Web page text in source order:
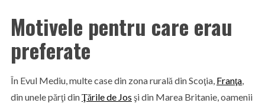
Motivele pentru care erau
preferate
În Evul Mediu, multe case din zona rurală din Scoţia, Franţa,
din unele părţi dinŢările de Jos şi din Marea Britanie, oamenii